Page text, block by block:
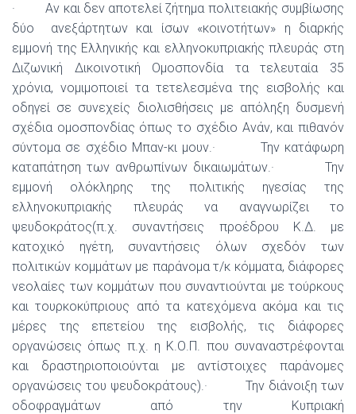
· Αν και δεν αποτελεί ζήτημα πολιτειακής συμβίωσης
δύο ανεξάρτητων και ίσων «κοινοτήτων» η διαρκής
εμμονή της Ελληνικής και ελληνοκυπριακής πλευράς στη
Διζωνική Δικοινοτική Ομοσπονδία τα τελευταία 35
χρόνια, νομιμοποιεί τα τετελεσμένα της εισβολής και
οδηγεί σε συνεχείς διολισθήσεις με απόληξη δυσμενή
σχέδια ομοσπονδίας όπως το σχέδιο Ανάν, και πιθανόν
σύντομα σε σχέδιο Μπαν-κι μουν.· Την κατάφωρη
καταπάτηση των ανθρωπίνων δικαιωμάτων.· Την
εμμονή ολόκληρης της πολιτικής ηγεσίας της
ελληνοκυπριακής πλευράς να αναγνωρίζει το
ψευδοκράτος(π.χ. συναντήσεις προέδρου Κ.Δ. με
κατοχικό ηγέτη, συναντήσεις όλων σχεδόν των
πολιτικών κομμάτων με παράνομα τ/κ κόμματα, διάφορες
νεολαίες των κομμάτων που συναντιούνται με τούρκους
και τουρκοκύπριους από τα κατεχόμενα ακόμα και τις
μέρες της επετείου της εισβολής, τις διάφορες
οργανώσεις όπως π.χ. η Κ.Ο.Π. που συναναστρέφονται
και δραστηριοποιούνται με αντίστοιχες παράνομες
οργανώσεις του ψευδοκράτους).· Την διάνοιξη των
οδοφραγμάτων από την Κυπριακή